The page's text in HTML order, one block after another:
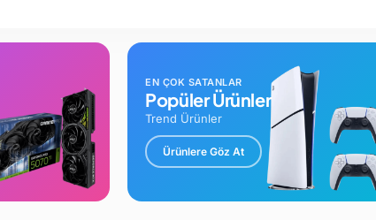
EN ÇOK SATANLAR
Popüler Ürünler
Trend Ürünler
Ürünlere Göz At